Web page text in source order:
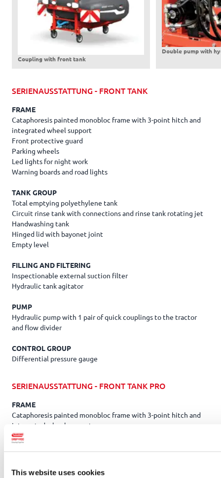
This website uses cookies
Coupling with front tank
Double pump with
SERIENAUSSTATTUNG - FRONT TANK
FRAME
Cataphoresis painted monobloc frame with 3-point hitch and
integrated wheel support
Front protective guard
Parking wheels
Led lights for night work
Warning boards and road lights
TANK GROUP
Total emptying polyethylene tank
Circuit rinse tank with connections and rinse tank rotating jet
Handwashing tank
Hinged lid with bayonet joint
Empty level
FILLING AND FILTERING
Inspectionable external suction filter
Hydraulic tank agitator
PUMP
Hydraulic pump with 1 pair of quick couplings to the tractor
and flow divider
CONTROL GROUP
Differential pressure gauge
SERIENAUSSTATTUNG - FRONT TANK PRO
FRAME
Cataphoresis painted monobloc frame with 3-point hitch and
integrated wheel support
Front protective guard
Parking wheels